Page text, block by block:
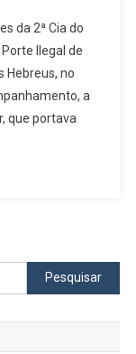
da 2ª Cia do
Ilegal de
Hebreus, no
a
que portava
Pesquisar
por: